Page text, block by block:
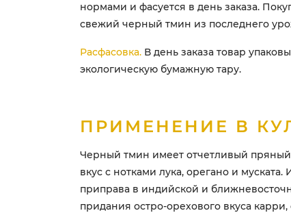
нормами и фасуется в день заказа.
свежий черный тмин из последнего
Расфасовка. В день заказа товар
экологическую бумажную тару.
ПРИМЕНЕНИЕ В
Черный тмин имеет отчетливый
вкус с нотками лука, орегано и муската.
приправа в индийской и
придания остро-орехового вкуса